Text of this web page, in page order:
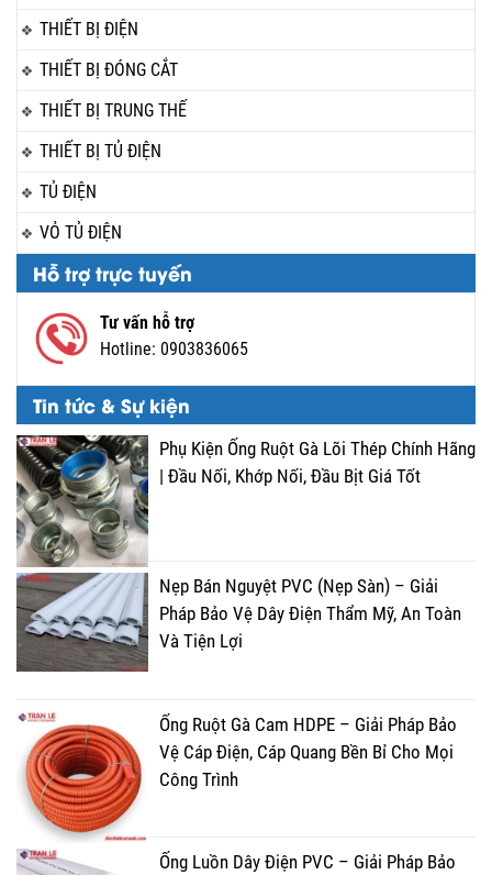
THIẾT BỊ ĐIỆN
THIẾT BỊ ĐÓNG CẮT
THIẾT BỊ TRUNG THẾ
THIẾT BỊ TỦ ĐIỆN
TỦ ĐIỆN
VỎ TỦ ĐIỆN
Hỗ trợ trực tuyến
Tư vấn hỗ trợ
Hotline: 0903836065
Tin tức & Sự kiện
Phụ Kiện Ống Ruột Gà Lõi Thép Chính Hãng
| Đầu Nối, Khớp Nối, Đầu Bịt Giá Tốt
Nẹp Bán Nguyệt PVC (Nẹp Sàn) – Giải
Pháp Bảo Vệ Dây Điện Thẩm Mỹ, An Toàn
Và Tiện Lợi
Ống Ruột Gà Cam HDPE – Giải Pháp Bảo
Vệ Cáp Điện, Cáp Quang Bền Bỉ Cho Mọi
Công Trình
Ống Luồn Dây Điện PVC – Giải Pháp Bảo